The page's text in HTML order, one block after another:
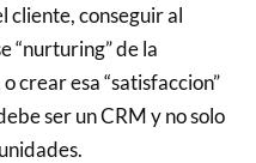
cliente, conseguir al
“nurturing” de la
crear esa “satisfaccion”
ser un CRM y no solo